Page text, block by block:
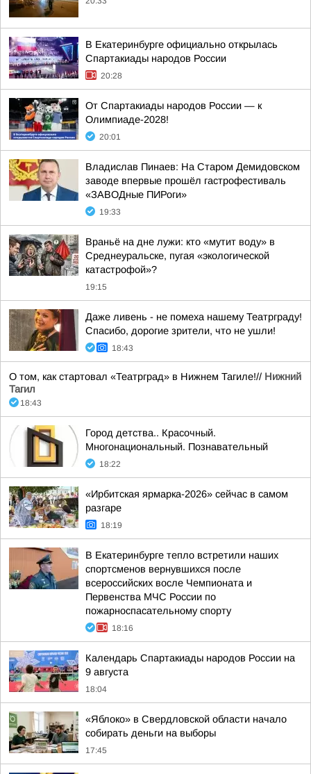
В Екатеринбурге официально открылась
Спартакиады народов России
20:28
От Спартакиады народов России — к
Олимпиаде-2028!
20:01
Владислав Пинаев: На Старом Демидовском
заводе впервые прошёл гастрофестиваль
«ЗАВОДные ПИРоги»
19:33
Враньё на дне лужи: кто «мутит воду» в
Среднеуральске, пугая «экологической
катастрофой»?
19:15
Даже ливень - не помеха нашему Театрграду!
Спасибо, дорогие зрители, что не ушли!
18:43
О том, как стартовал «Театрград» в Нижнем Тагиле!// Нижний
Тагил
18:43
Город детства.. Красочный.
Многонациональный. Познавательный
18:22
«Ирбитская ярмарка-2026» сейчас в самом
разгаре
18:19
В Екатеринбурге тепло встретили наших
спортсменов вернувшихся после
всероссийских восле Чемпионата и
Первенства МЧС России по
пожарноспасательному спорту
18:16
Календарь Спартакиады народов России на
9 августа
18:04
«Яблоко» в Свердловской области начало
собирать деньги на выборы
17:45